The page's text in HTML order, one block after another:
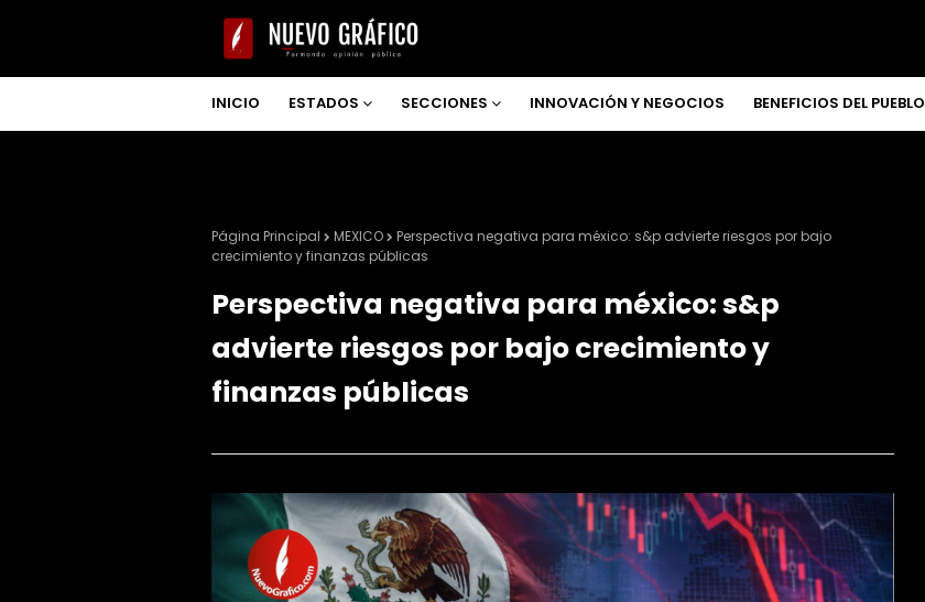
INICIO ESTADOS SECCIONES INNOVACIÓN Y NEGOCIOS BENEFICIOS DEL PUEBLO
Página Principal MEXICO
Perspectiva negativa para méxico: s&p advierte riesgos por bajo
crecimiento y finanzas públicas
Perspectiva negativa para méxico: s&p
advierte riesgos por bajo crecimiento y
finanzas públicas